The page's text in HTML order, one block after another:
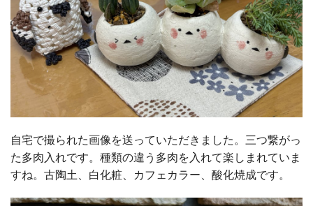
自宅で撮られた画像を送っていただきました。三つ繋がっ
た多肉入れです。種類の違う多肉を入れて楽しまれていま
すね。古陶土、白化粧、カフェカラー、酸化焼成です。